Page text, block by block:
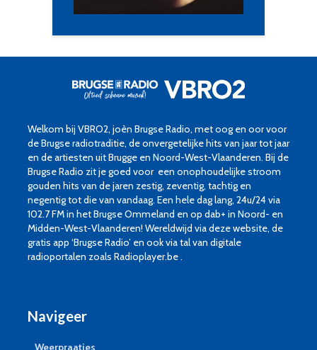
Welkom bij VBRO2, joèn Brugse Radio, met oog en oor voor
de Brugse radiotraditie, de onvergetelijke hits van jaar tot jaar
en de artiesten uit Brugge en Noord-West-Vlaanderen. Bij de
Brugse Radio zit je goed voor een onophoudelijke stroom
gouden hits van de jaren zestig, zeventig, tachtig en
negentig tot die van vandaag. Een hele dag lang, 24u/24 via
102.7 FM in het Brugse Ommeland en op dab+ in Noord- en
Midden-West-Vlaanderen! Wereldwijd via deze website, de
gratis app ‘Brugse Radio’ en ook via tal van digitale
radioportalen zoals Radioplayer.be .
Navigeer
Weerpraatjes